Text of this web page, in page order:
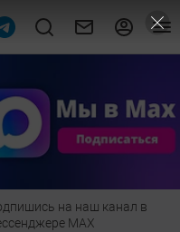
Рейтинг телевизоров 2026:
лучшие модели для гостиной,